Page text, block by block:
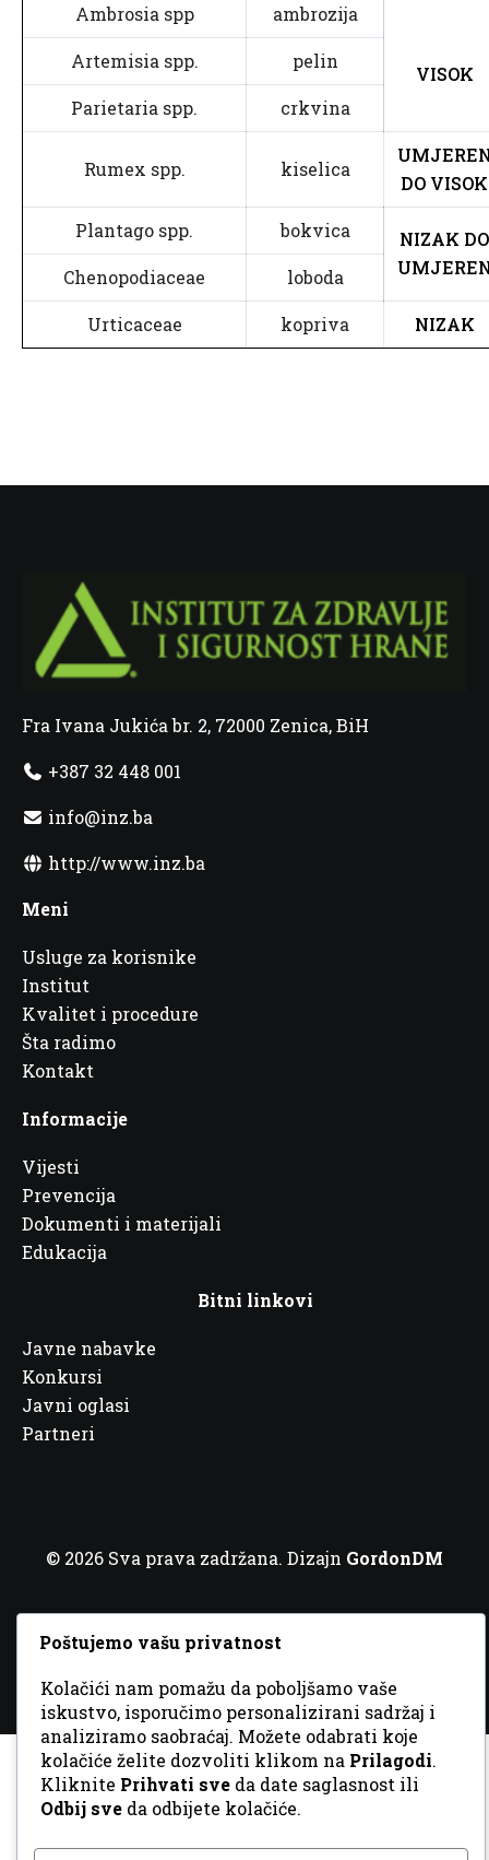
VISOK
Ambrosia spp ambrozija
Artemisia spp. pelin
Parietaria spp. crkvina
Rumex spp. kiselica
DO VISOK
Plantago spp. bokvica
NIZAK DO
Chenopodiaceae loboda
Urticaceae kopriva NIZAK
Fra Ivana Jukića br. 2, 72000 Zenica, BiH
+387 32 448 001
info@inz.ba
http://www.inz.ba
Meni
Usluge za korisnike
Institut
Kvalitet i procedure
Šta radimo
Kontakt
Informacije
Vijesti
Prevencija
Dokumenti i materijali
Edukacija
Bitni linkovi
Javne nabavke
Konkursi
Javni oglasi
Partneri
© 2026 Sva prava zadržana. Dizajn GordonDM
Poštujemo vašu privatnost
Kolačići nam pomažu da poboljšamo vaše
iskustvo, isporučimo personalizirani sadržaj i
analiziramo saobraćaj. Možete odabrati koje
kolačiće želite dozvoliti klikom na Prilagodi.
Kliknite Prihvati sve da date saglasnost ili
Odbij sve da odbijete kolačiće.